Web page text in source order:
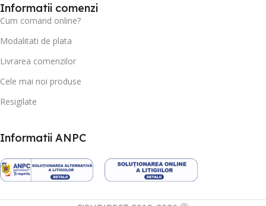
Informatii comenzi
Cum comand online?
Modalitati de plata
Livrarea comenzilor
Cele mai noi produse
Resigilate
Informatii ANPC